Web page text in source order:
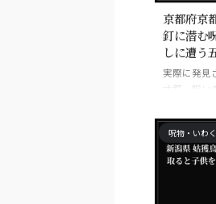
京都府京
釘に潜む
しに遭う
実際に発見
寸釘。呪い
る。
呪物・いわ